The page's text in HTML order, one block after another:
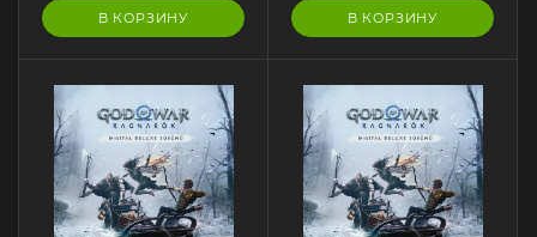
В КОРЗИНУ В КОРЗИНУ